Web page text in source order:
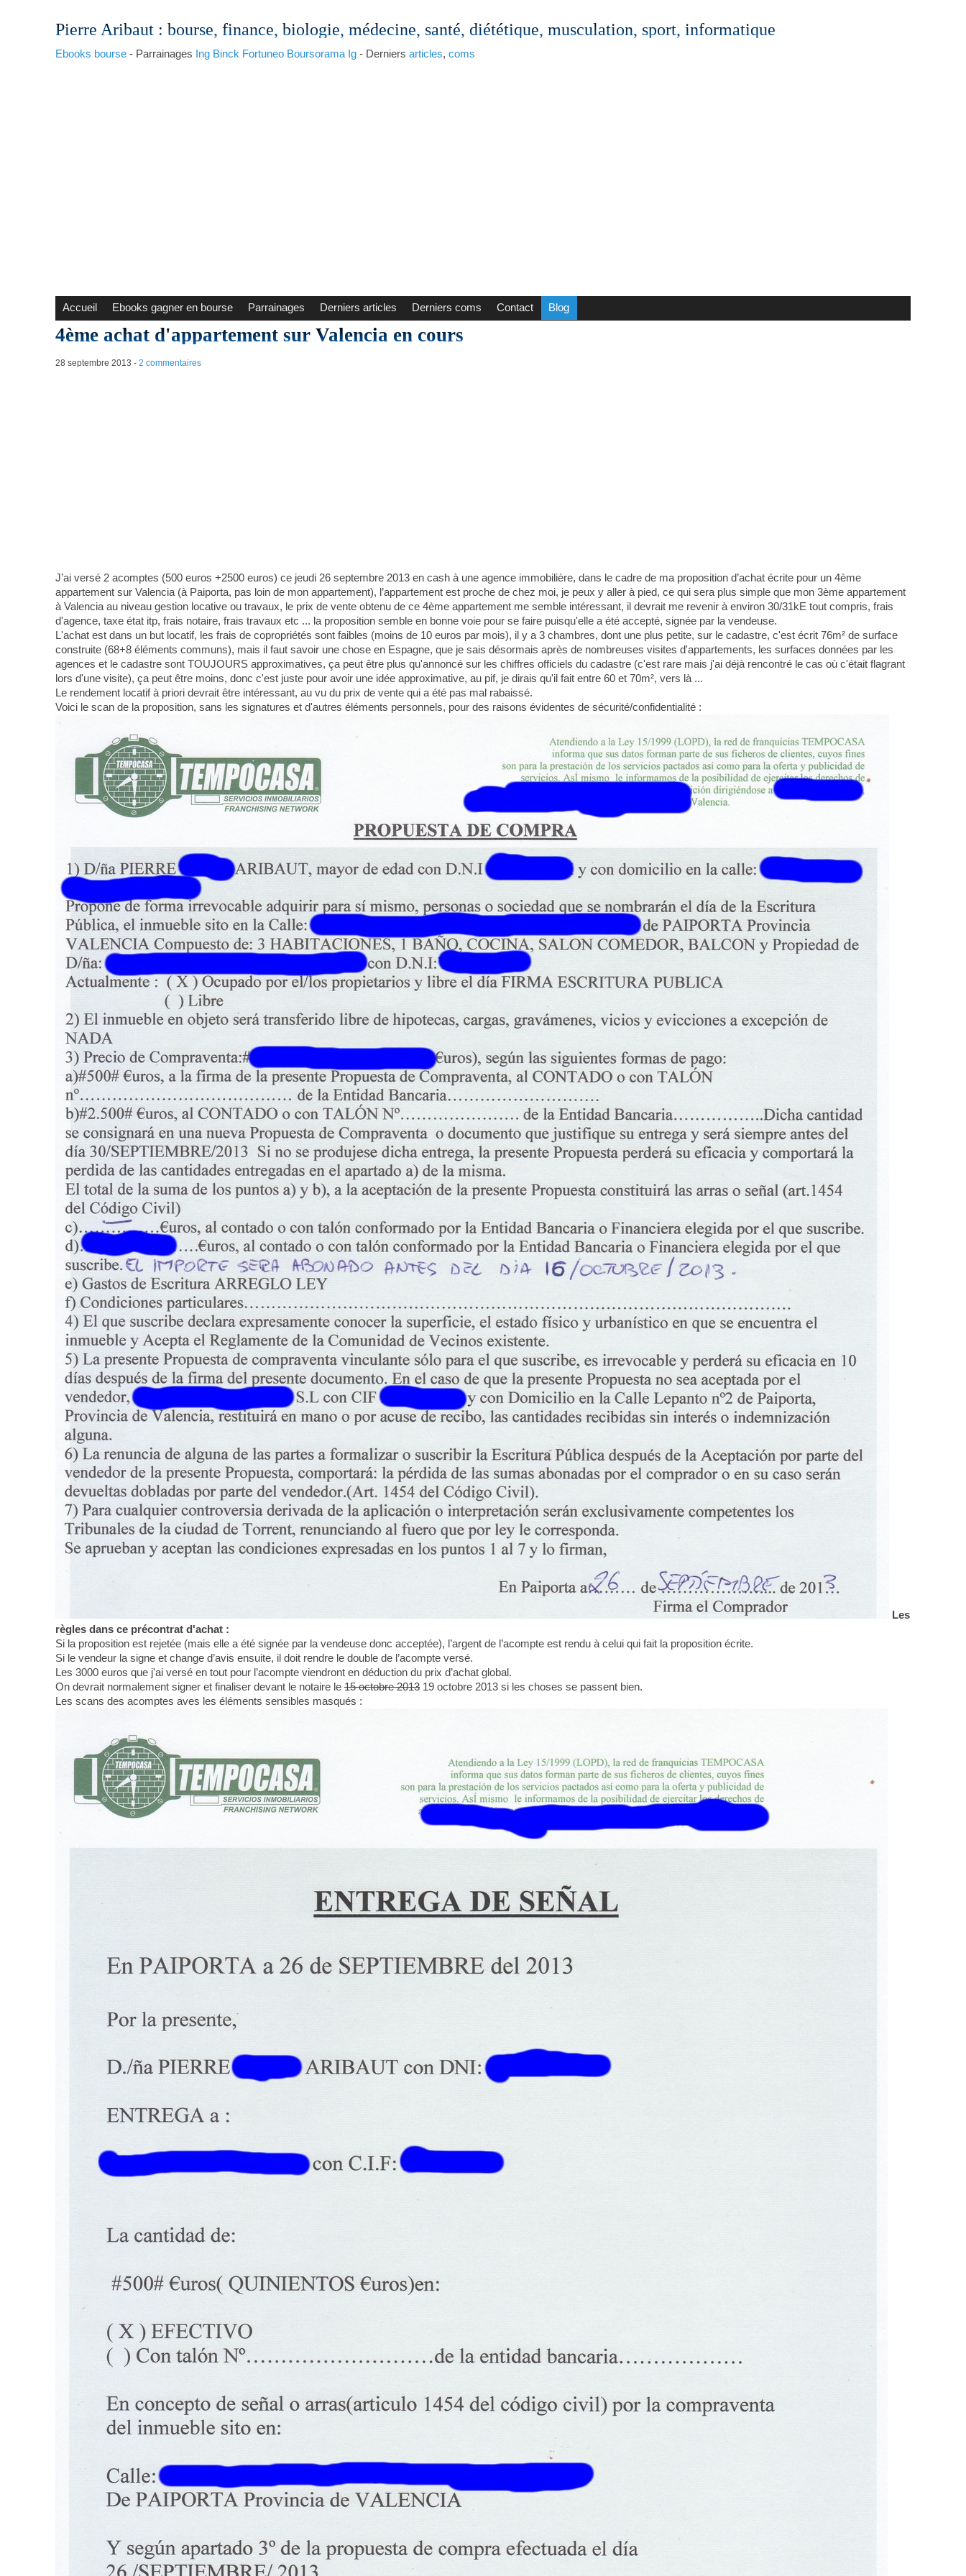
Pierre Aribaut: bourse, finance, biologie, médecine, santé, diététique, musculation, sport, informatique
Ebooks bourse- Parrainages Ing Binck Fortuneo Boursorama Ig- Derniers articles, coms
Accueil Ebooks gagner en bourse Parrainages Derniers articles Derniers coms Contact Blog
4ème achat d'appartement sur Valencia en cours
28 septembre 2013 - 2 commentaires
J’ai versé 2 acomptes (500 euros +2500 euros) ce jeudi 26 septembre 2013 en cash à une agence immobilière, dans le cadre de ma proposition d’achat écrite pour un 4ème
appartement sur Valencia (à Paiporta, pas loin de mon appartement), l’appartement est proche de chez moi, je peux y aller à pied, ce qui sera plus simple que mon 3ème appartement
à Valencia au niveau gestion locative ou travaux, le prix de vente obtenu de ce 4ème appartement me semble intéressant, il devrait me revenir à environ 30/31kE tout compris, frais
d'agence, taxe état itp, frais notaire, frais travaux etc ... la proposition semble en bonne voie pour se faire puisqu'elle a été accepté, signée par la vendeuse.
L'achat est dans un but locatif, les frais de copropriétés sont faibles (moins de 10 euros par mois), il y a 3 chambres, dont une plus petite, sur le cadastre, c'est écrit 76m² de surface
construite (68+8 éléments communs), mais il faut savoir une chose en Espagne, que je sais désormais après de nombreuses visites d'appartements, les surfaces données par les
agences et le cadastre sont TOUJOURS approximatives, ça peut être plus qu'annoncé sur les chiffres officiels du cadastre (c'est rare mais j'ai déjà rencontré le cas où c'était flagrant
lors d'une visite), ça peut être moins, donc c'est juste pour avoir une idée approximative, au pif, je dirais qu'il fait entre 60 et 70m², vers là ...
Le rendement locatif à priori devrait être intéressant, au vu du prix de vente qui a été pas mal rabaissé.
Voici le scan de la proposition, sans les signatures et d'autres éléments personnels, pour des raisons évidentes de sécurité/confidentialité :
Les
règles dans ce précontrat d'achat :
Si la proposition est rejetée (mais elle a été signée par la vendeuse donc acceptée), l’argent de l’acompte est rendu à celui qui fait la proposition écrite.
Si le vendeur la signe et change d’avis ensuite, il doit rendre le double de l’acompte versé.
Les 3000 euros que j'ai versé en tout pour l’acompte viendront en déduction du prix d’achat global.
On devrait normalement signer et finaliser devant le notaire le 15 octobre 201319 octobre 2013 si les choses se passent bien.
Les scans des acomptes aves les éléments sensibles masqués :